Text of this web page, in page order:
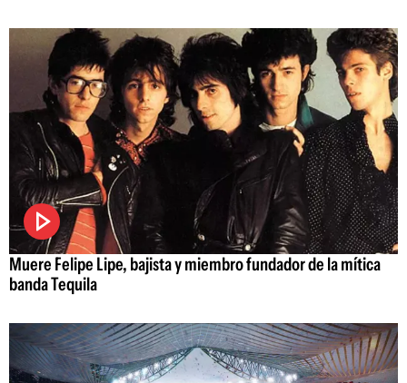
Muere Felipe Lipe, bajista y miembro fundador de la mítica
banda Tequila